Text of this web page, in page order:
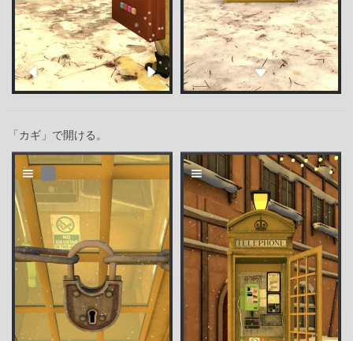
「カギ」で開ける。